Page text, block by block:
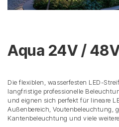
Aqua 24V /
Die flexiblen, wasserfesten LED-
langfristige professionelle
und eignen sich perfekt für lineare
Außenbereich, Voutenbeleuchtung,
Kantenbeleuchtung und viele